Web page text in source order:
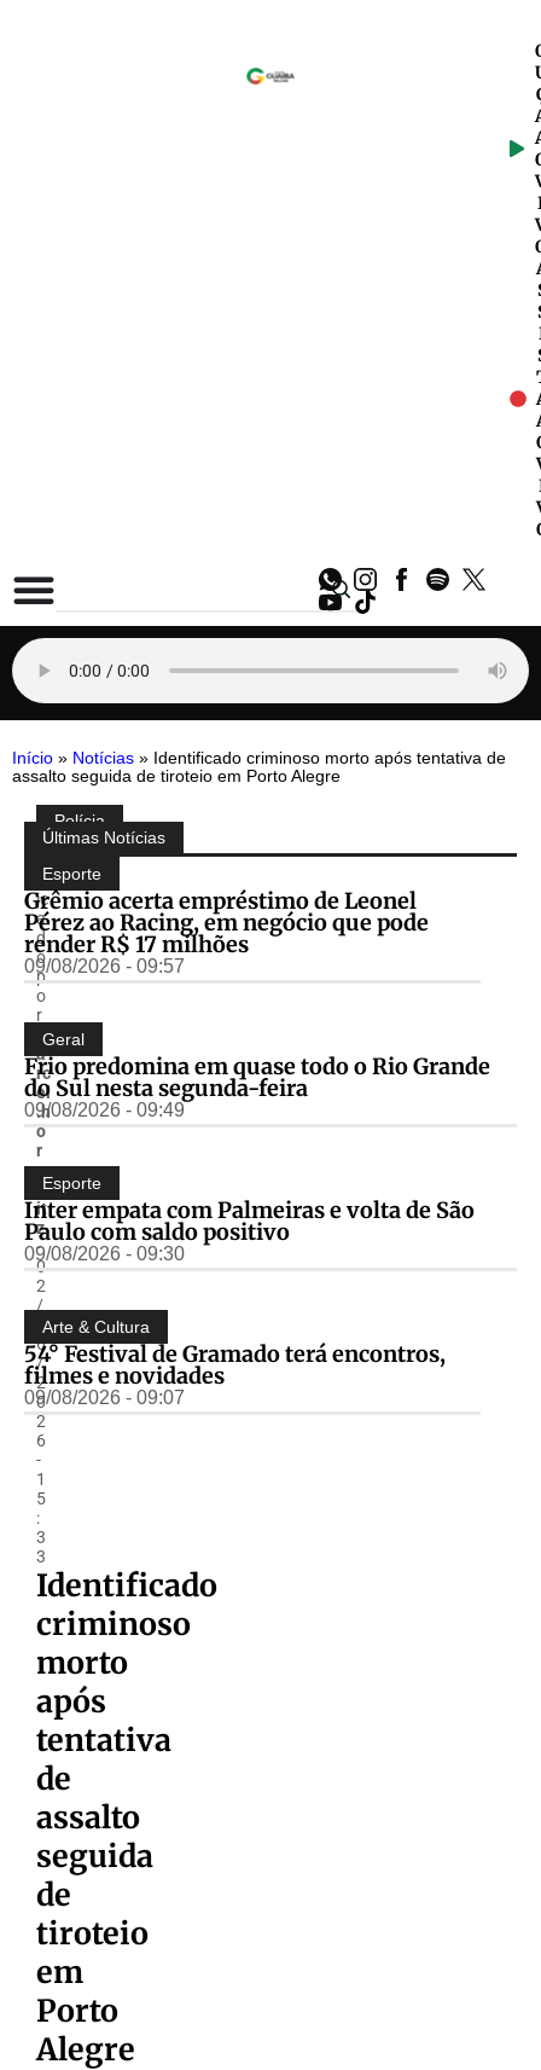
Início » Notícias » Identificado criminoso morto após tentativa de
assalto seguida de tiroteio em Porto Alegre
Compartilhe:
Polícia
P
bl
ic
a
d
o
p
o
r
m
a
rc
el
.h
o
r
o
w
it
z
-
0
2
/
0
6
/
2
0
2
6
-
1
5
:
3
3
Identificado
criminoso
morto
após
tentativa
de
assalto
seguida
de
tiroteio
em
Porto
Alegre
Últimas Notícias
Esporte
Grêmio acerta empréstimo de Leonel
Pérez ao Racing, em negócio que pode
render R$ 17 milhões
09/08/2026 - 09:57
Geral
Frio predomina em quase todo o Rio Grande
do Sul nesta segunda-feira
09/08/2026 - 09:49
Esporte
Inter empata com Palmeiras e volta de São
Paulo com saldo positivo
09/08/2026 - 09:30
Arte & Cultura
54° Festival de Gramado terá encontros,
filmes e novidades
09/08/2026 - 09:07